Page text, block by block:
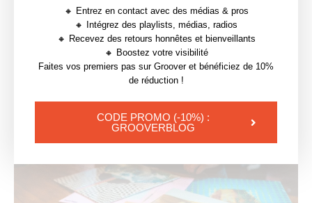
GROOVER PARTENAIRE DE BPM CONTEST, TREMPLIN
DÉDIÉ AUX PRODUCTEURS DE MUSIQUES
ÉLECTRONIQUES
YOU MAY ALSO LIKE
🔸 Entrez en contact avec des médias & pros
🔸 Intégrez des playlists, médias, radios
🔸 Recevez des retours honnêtes et bienveillants
🔸 Boostez votre visibilité
Faites vos premiers pas sur Groover et bénéficiez de 10%
de réduction !
CODE PROMO (-10%) :
GROOVERBLOG